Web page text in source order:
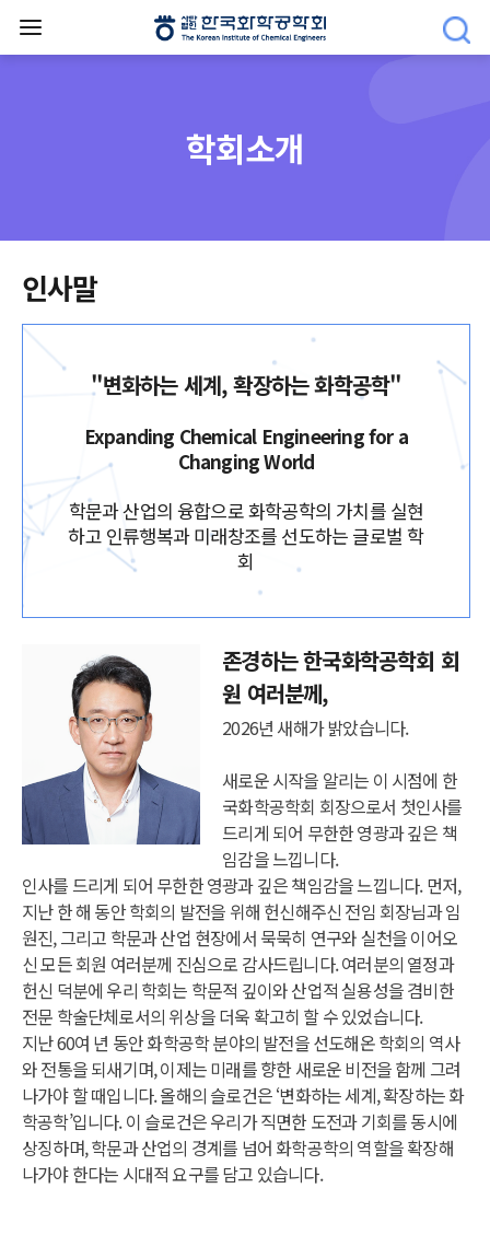
학회소개
인사말
"변화하는 세계, 확장하는 화학공학"
Expanding Chemical Engineering for a
Changing World
학문과 산업의 융합으로 화학공학의 가치를 실현
하고 인류행복과 미래창조를 선도하는 글로벌 학
회
존경하는 한국화학공학회 회
원 여러분께,
2026년 새해가 밝았습니다.
새로운 시작을 알리는 이 시점에 한
국화학공학회 회장으로서 첫인사를
드리게 되어 무한한 영광과 깊은 책
임감을 느낍니다.
인사를 드리게 되어 무한한 영광과 깊은 책임감을 느낍니다. 먼저,
지난 한 해 동안 학회의 발전을 위해 헌신해주신 전임 회장님과 임
원진, 그리고 학문과 산업 현장에서 묵묵히 연구와 실천을 이어오
신 모든 회원 여러분께 진심으로 감사드립니다. 여러분의 열정과
헌신 덕분에 우리 학회는 학문적 깊이와 산업적 실용성을 겸비한
전문 학술단체로서의 위상을 더욱 확고히 할 수 있었습니다.
지난 60여 년 동안 화학공학 분야의 발전을 선도해온 학회의 역사
와 전통을 되새기며, 이제는 미래를 향한 새로운 비전을 함께 그려
나가야 할 때입니다. 올해의 슬로건은 ‘변화하는 세계, 확장하는 화
학공학’입니다. 이 슬로건은 우리가 직면한 도전과 기회를 동시에
상징하며, 학문과 산업의 경계를 넘어 화학공학의 역할을 확장해
나가야 한다는 시대적 요구를 담고 있습니다.